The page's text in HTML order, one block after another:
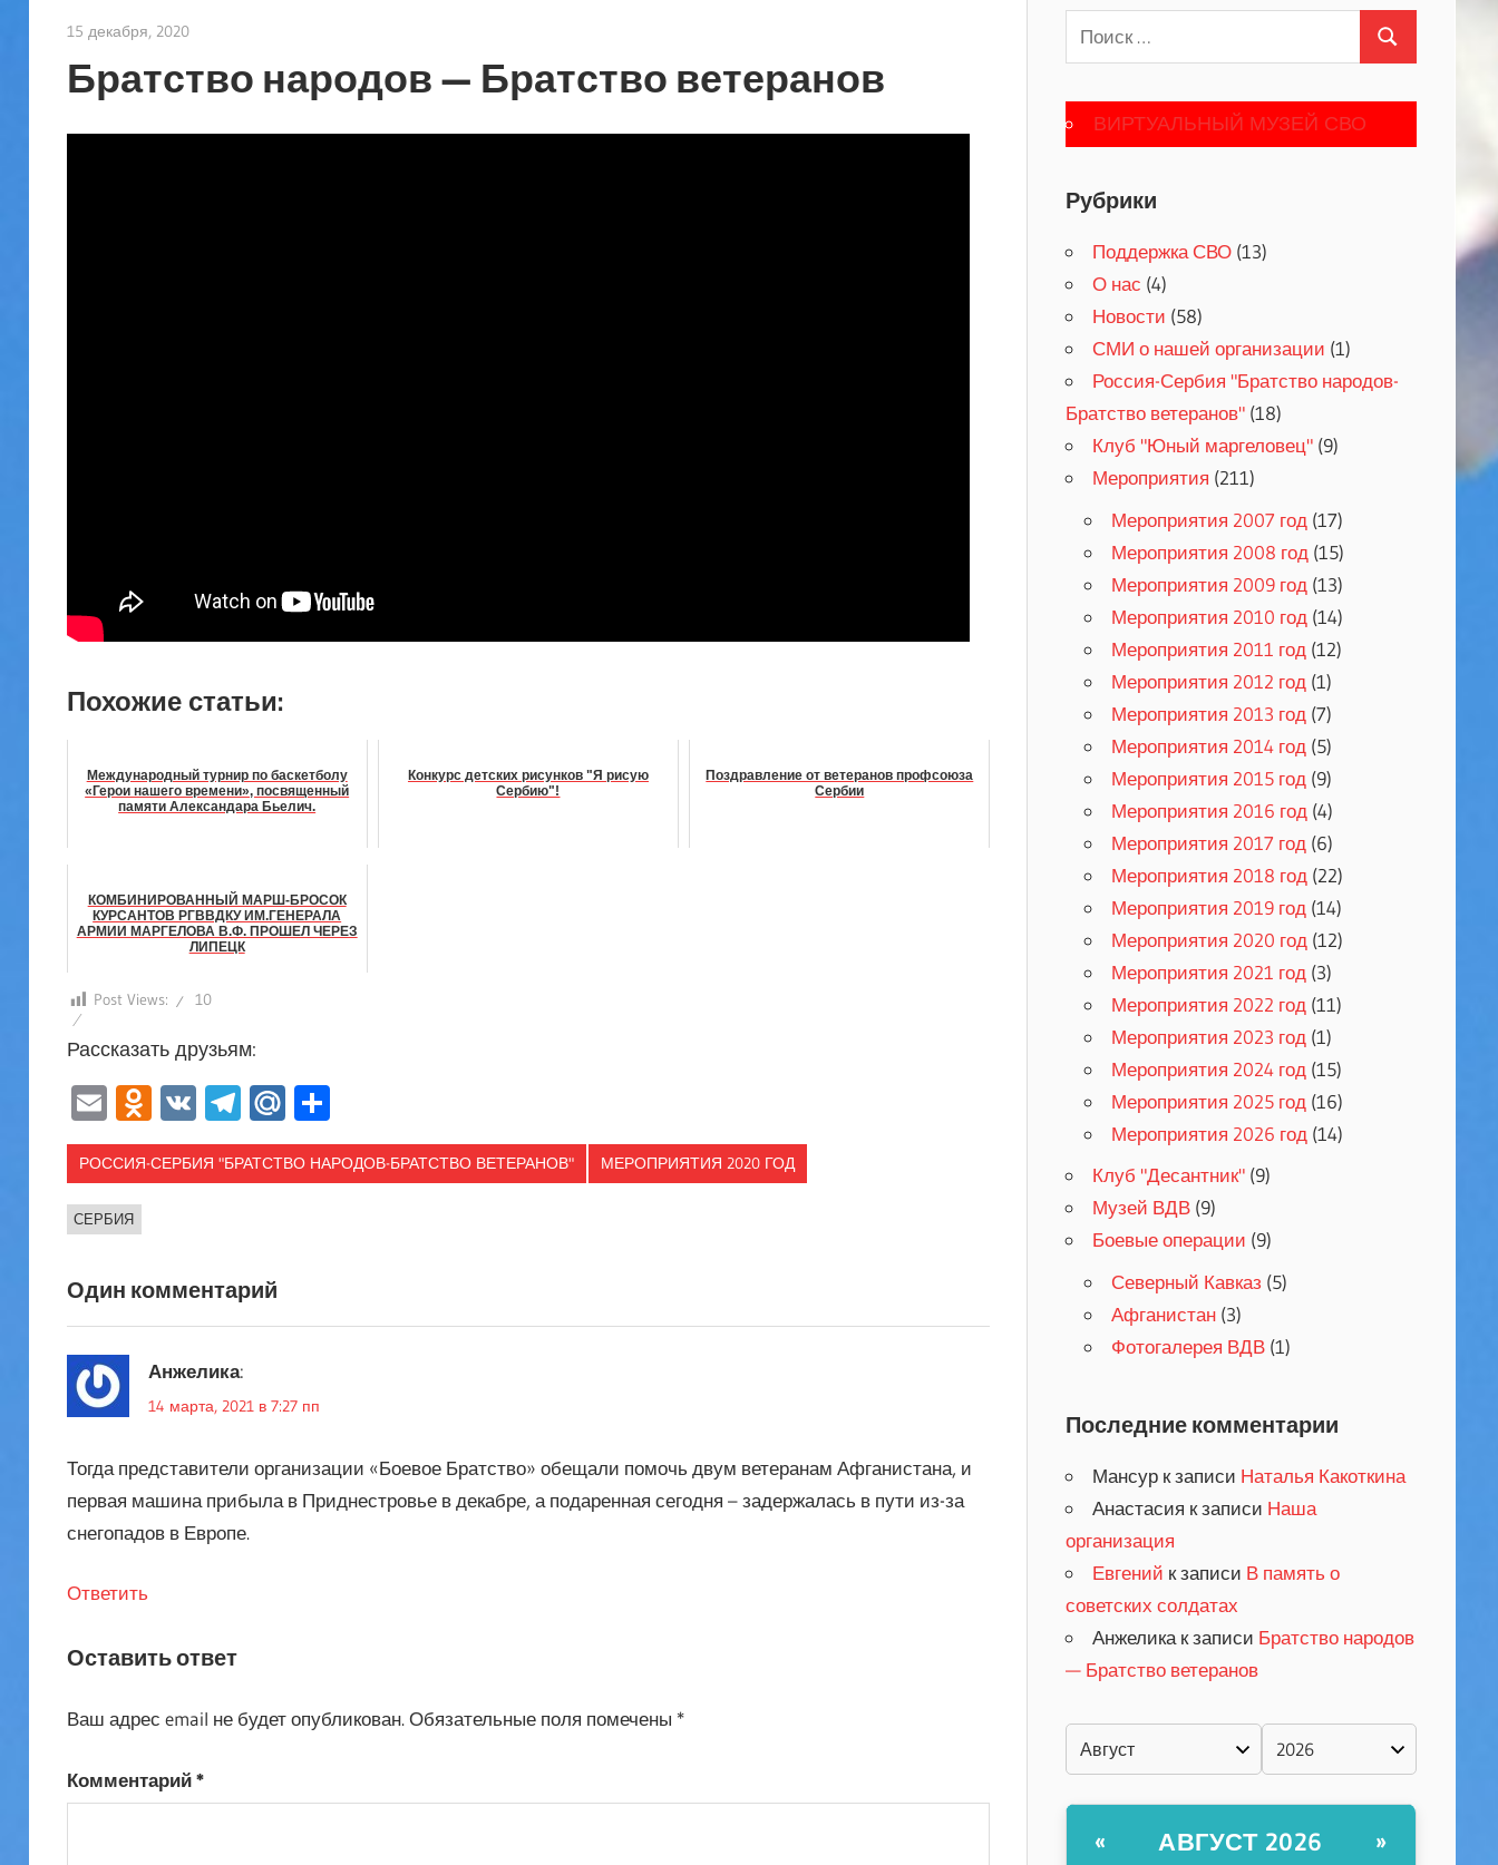
15 декабря, 2020admin
Братство народов — Братство ветеранов
Похожие статьи:
Международный турнир по баскетболу
«Герои нашего времени», посвященный
памяти Александара Бьелич.
Конкурс детских рисунков "Я рисую
Сербию"!
Поздравление от ветеранов профсоюза
Сербии
КОМБИНИРОВАННЫЙ МАРШ-БРОСОК
КУРСАНТОВ РГВВДКУ ИМ.ГЕНЕРАЛА
АРМИИ МАРГЕЛОВА В.Ф. ПРОШЕЛ ЧЕРЕЗ
ЛИПЕЦК
Post Views: 10
Рассказать друзьям:
EmailOdnoklassniki
VKTelegram
Mail.RuОтправить
РОССИЯ-СЕРБИЯ "БРАТСТВО НАРОДОВ-БРАТСТВО ВЕТЕРАНОВ" МЕРОПРИЯТИЯ 2020 ГОД
СЕРБИЯ
Один комментарий
Анжелика:
14 марта, 2021 в 7:27 пп
Тогда представители организации «Боевое Братство» обещали помочь двум ветеранам Афганистана, и
первая машина прибыла в Приднестровье в декабре, а подаренная сегодня – задержалась в пути из-за
снегопадов в Европе.
Ответить
Оставить ответ
Ваш адрес email не будет опубликован. Обязательные поля помечены *
Комментарий*
Поиск
для:
Поиск
ВИРТУАЛЬНЫЙ МУЗЕЙ СВО
Рубрики
Поддержка СВО(13)
О нас (4)
Новости (58)
СМИ о нашей организации (1)
Россия-Сербия "Братство народов-
Братство ветеранов"(18)
Клуб "Юный маргеловец"(9)
Мероприятия (211)
Мероприятия 2007 год (17)
Мероприятия 2008 год (15)
Мероприятия 2009 год (13)
Мероприятия 2010 год (14)
Мероприятия 2011 год (12)
Мероприятия 2012 год (1)
Мероприятия 2013 год (7)
Мероприятия 2014 год (5)
Мероприятия 2015 год (9)
Мероприятия 2016 год (4)
Мероприятия 2017 год (6)
Мероприятия 2018 год (22)
Мероприятия 2019 год (14)
Мероприятия 2020 год (12)
Мероприятия 2021 год (3)
Мероприятия 2022 год (11)
Мероприятия 2023 год (1)
Мероприятия 2024 год (15)
Мероприятия 2025 год (16)
Мероприятия 2026 год (14)
Клуб "Десантник"(9)
Музей ВДВ(9)
Боевые операции (9)
Северный Кавказ (5)
Афганистан(3)
Фотогалерея ВДВ(1)
Последние комментарии
Мансурк записи Наталья Какоткина
Анастасия к записи Наша
организация
Евгений к записи В память о
советских солдатах
Анжеликак записи Братство народов
— Братство ветеранов
« АВГУСТ 2026 »